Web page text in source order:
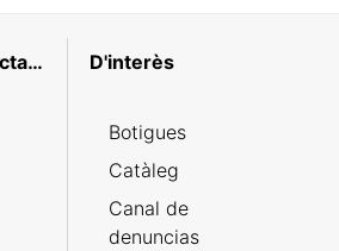
Perfil d'el contractant D'interès
Botigues
Catàleg
Canal de
denuncias